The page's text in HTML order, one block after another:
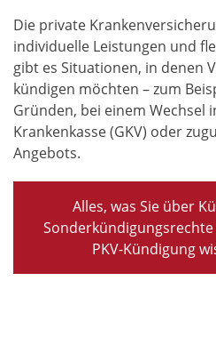
Die private
individuelle Leistungen und
gibt es Situationen, in denen
kündigen möchten – zum
Gründen, bei einem Wechsel
Krankenkasse (GKV) oder
Angebots.
Alles, was Sie über
PKV-Kündigung